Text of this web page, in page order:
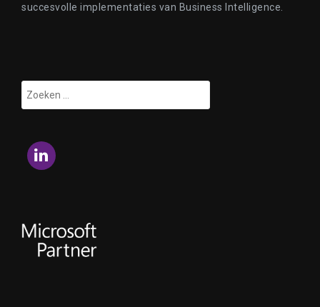
succesvolle implementaties van Business Intelligence.
Zoeken
naar:
LinkedIn